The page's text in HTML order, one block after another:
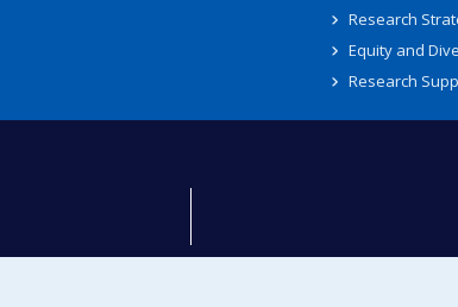
Research
Equity and
Research